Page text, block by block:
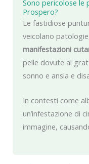
Sono pericolose le
Prospero?
Le fastidiose
veicolano
manifestazioni
pelle dovute al
sonno e ansia e
In contesti come
un’infestazione di
immagine,